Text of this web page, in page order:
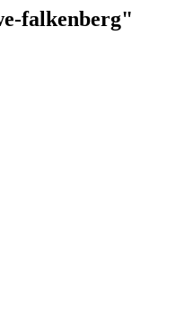
falkenberg"